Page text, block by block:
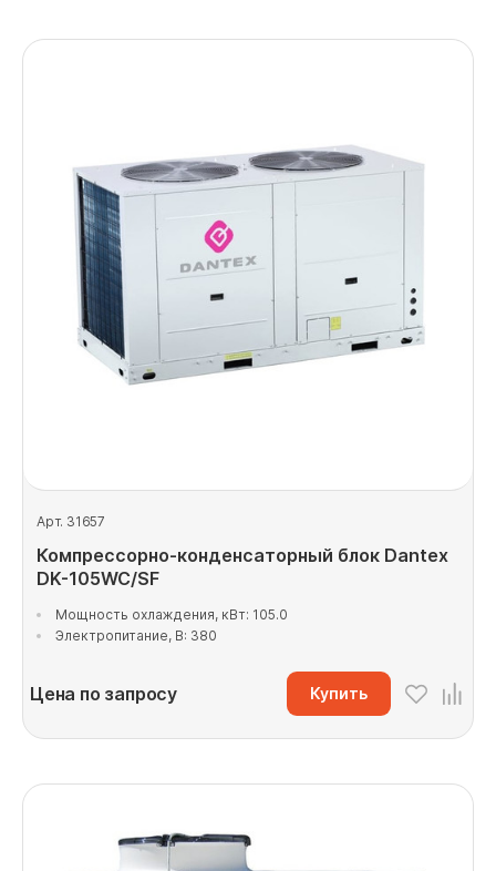
Арт. 31657
Компрессорно-конденсаторный блок Dantex
DK-105WC/SF
Мощность охлаждения, кВт: 105.0
Электропитание, В: 380
Цена по запросу Купить